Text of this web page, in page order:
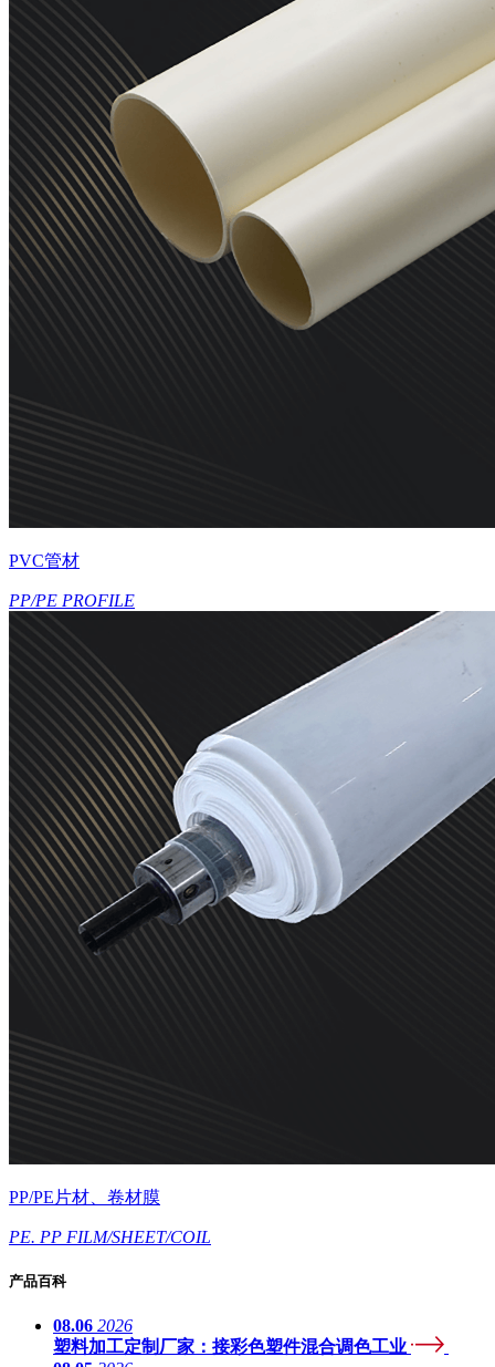
PVC管材
PP/PE PROFILE
PP/PE片材、卷材膜
PE. PP FILM/SHEET/COIL
产品百科
08.06 2026
塑料加工定制厂家：接彩色塑件混合调色工业